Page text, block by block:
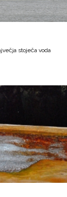
stoječa voda